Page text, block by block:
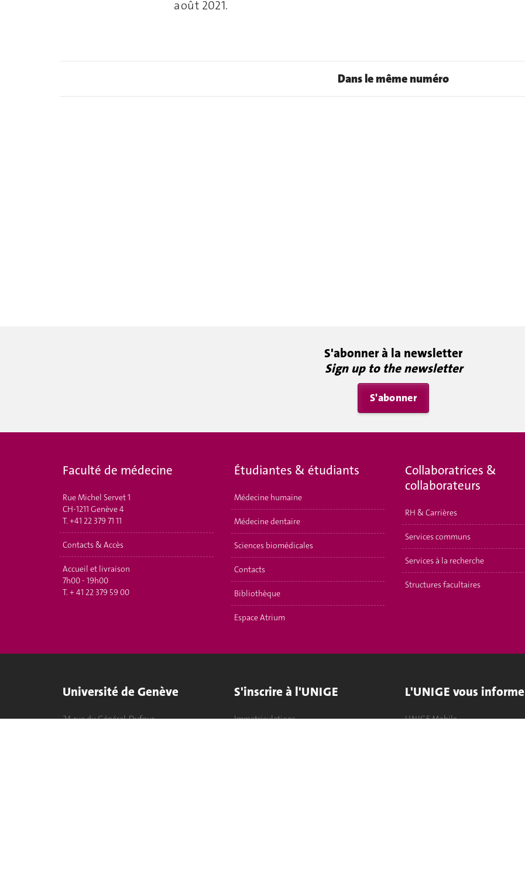
août 2021.
Dans le même numéro
S'abonner à la newsletter
Sign up to the newsletter
S'abonner
Faculté de médecine
Rue Michel Servet 1
CH-1211 Genève 4
T. +41 22 379 71 11
Contacts & Accès
Accueil et livraison
7h00 - 19h00
T. + 41 22 379 59 00
Étudiantes & étudiants
Médecine humaine
Médecine dentaire
Sciences biomédicales
Contacts
Bibliothèque
Espace Atrium
Collaboratrices &
collaborateurs
RH & Carrières
Services communs
Services à la recherche
Structures facultaires
Université de Genève
24 rue du Général-Dufour
S'inscrire à l'UNIGE
Immatriculations
L'UNIGE vous informe
UNIGE Mobile